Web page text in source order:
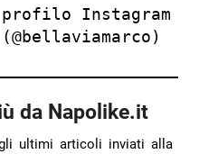
Instagram
da Napolike.it
ultimi articoli inviati alla